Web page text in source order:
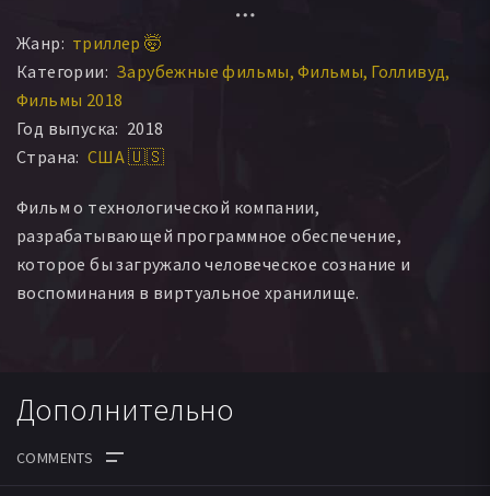
Макс Карвер Шон Пауэр
James Artaius Matthew Brown
Shafi Choudhury Дэвид Викерз Neilesh Ambu
Holly Williamson
Жанр: триллер 🤯
Категории: Зарубежные фильмы Фильмы Голливуд
Фильмы 2018
Год выпуска: 2018
Страна: США 🇺🇸
Фильм о технологической компании,
разрабатывающей программное обеспечение,
которое бы загружало человеческое сознание и
воспоминания в виртуальное хранилище.
Дополнительно